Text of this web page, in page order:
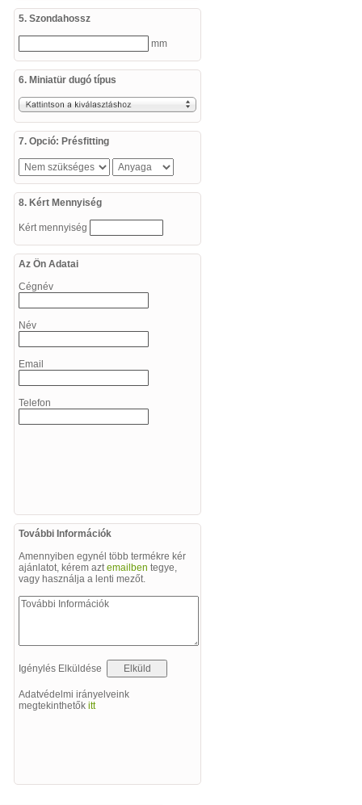
5. Szondahossz
mm
6. Miniatür dugó típus
7. Opció: Présfitting
8. Kért Mennyiség
Kért mennyiség
Az Ön Adatai
Cégnév
Név
Email
Telefon
További Információk
Amennyiben egynél több termékre kér
ajánlatot, kérem aztemailben tegye,
vagy használja a lenti mezőt.
Igénylés Elküldése
Adatvédelmi irányelveink
megtekinthetőkitt